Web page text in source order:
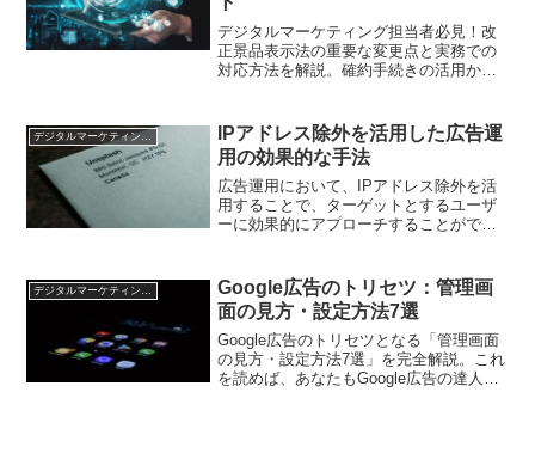
デジタルマーケティング担当者必見！改
正景品表示法の重要な変更点と実務での
対応方法を解説。確約手続きの活用から
IPアドレス除外を活用した広告運
用の効果的な手法
広告運用において、IPアドレス除外を活
用することで、ターゲットとするユーザ
ーに効果的にアプローチすることができ
デジタルマーケティング基礎
Google広告のトリセツ：管理画
面の見方・設定方法7選
Google広告のトリセツとなる「管理画面
の見方・設定方法7選」を完全解説。これ
を読めば、あなたもGoogle広告の達人に